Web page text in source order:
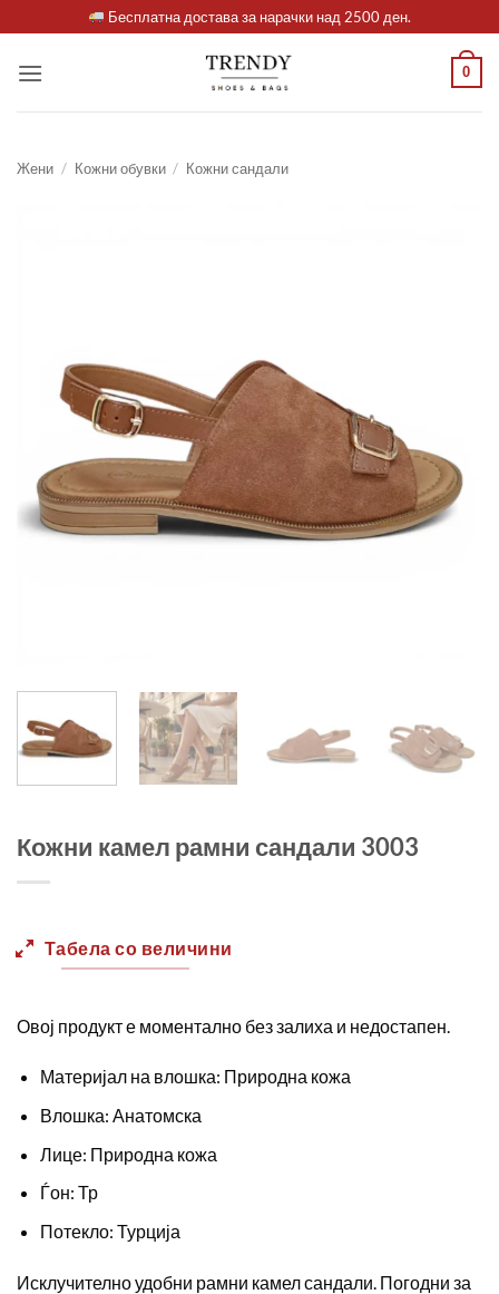
to
content
Бесплатна достава за нарачки над 2500 ден.
0
Жени / Кожни обувки / Кожни сандали
Кожни камел рамни сандали 3003
Табела со величини
Овој продукт е моментално без залиха и недостапен.
Материјал на влошка: Природна кожа
Влошка: Анатомска
Лице: Природна кожа
Ѓон: Тр
Потекло: Турција
Исклучително удобни рамни камел сандали. Погодни за